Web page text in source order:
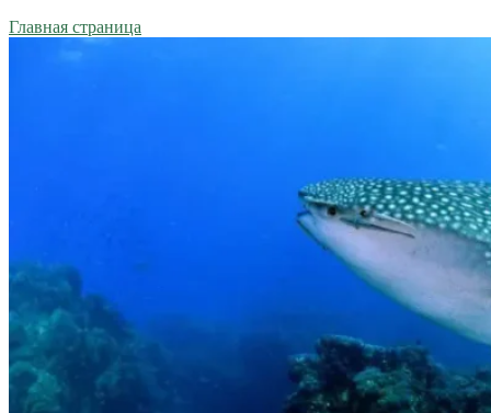
Главная страница